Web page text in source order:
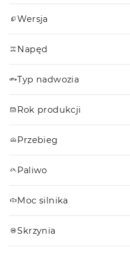
Wersja
Napęd
Typ nadwozia
Rok produkcji
Przebieg
Paliwo
Moc silnika
Skrzynia